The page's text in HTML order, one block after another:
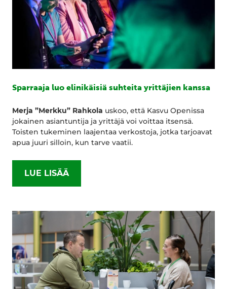
Sparraaja luo elinikäisiä suhteita yrittäjien kanssa
Merja ”Merkku” Rahkola uskoo, että Kasvu Openissa
jokainen asiantuntija ja yrittäjä voi voittaa itsensä.
Toisten tukeminen laajentaa verkostoja, jotka tarjoavat
apua juuri silloin, kun tarve vaatii.
LUE LISÄÄ